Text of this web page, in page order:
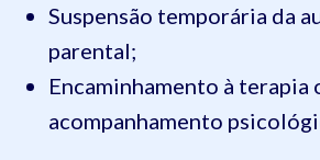
Suspensão temporária da
parental;
Encaminhamento à terapia
acompanhamento